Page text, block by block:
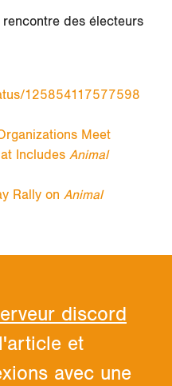
des électeurs
125854117577598
Meet
Includes Animal
Rally on Animal
discord
et
avec une